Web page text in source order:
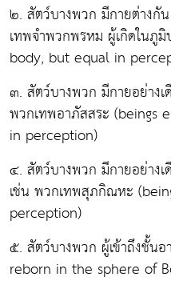
๒. สัตว์บางพวก มีกายต่างกั
เทพจำพวกพรหม ผู้เกิดในภู
body, but equal in
๓. สัตว์บางพวก มีกายอย่าง
พวกเทพอาภัสสระ
in perception)
๔. สัตว์บางพวก มีกายอย่าง
เช่น พวกเทพสุภกิณหะ
perception)
๕. สัตว์บางพวก ผู้เข้าถึงชั้น
reborn in the sphere of